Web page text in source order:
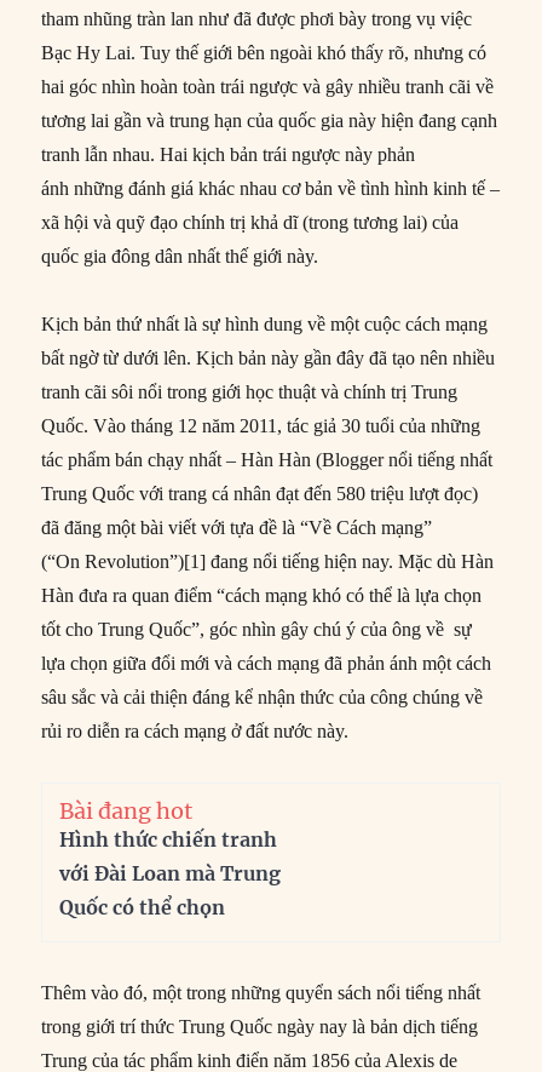
tham nhũng tràn lan như đã được phơi bày trong vụ việc
Bạc Hy Lai. Tuy thế giới bên ngoài khó thấy rõ, nhưng có
hai góc nhìn hoàn toàn trái ngược và gây nhiều tranh cãi về
tương lai gần và trung hạn của quốc gia này hiện đang cạnh
tranh lẫn nhau. Hai kịch bản trái ngược này phản
ánh những đánh giá khác nhau cơ bản về tình hình kinh tế –
xã hội và quỹ đạo chính trị khả dĩ (trong tương lai) của
quốc gia đông dân nhất thế giới này.
Kịch bản thứ nhất là sự hình dung về một cuộc cách mạng
bất ngờ từ dưới lên. Kịch bản này gần đây đã tạo nên nhiều
tranh cãi sôi nổi trong giới học thuật và chính trị Trung
Quốc. Vào tháng 12 năm 2011, tác giả 30 tuổi của những
tác phẩm bán chạy nhất – Hàn Hàn (Blogger nổi tiếng nhất
Trung Quốc với trang cá nhân đạt đến 580 triệu lượt đọc)
đã đăng một bài viết với tựa đề là “Về Cách mạng”
(“On Revolution”)[1] đang nổi tiếng hiện nay. Mặc dù Hàn
Hàn đưa ra quan điểm “cách mạng khó có thể là lựa chọn
tốt cho Trung Quốc”, góc nhìn gây chú ý của ông về sự
lựa chọn giữa đổi mới và cách mạng đã phản ánh một cách
sâu sắc và cải thiện đáng kể nhận thức của công chúng về
rủi ro diễn ra cách mạng ở đất nước này.
Bài đang hot
Hình thức chiến tranh
với Đài Loan mà Trung
Quốc có thể chọn
Thêm vào đó, một trong những quyển sách nổi tiếng nhất
trong giới trí thức Trung Quốc ngày nay là bản dịch tiếng
Trung của tác phẩm kinh điển năm 1856 của Alexis de